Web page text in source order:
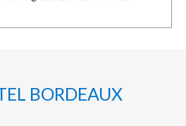
BORDEAUX